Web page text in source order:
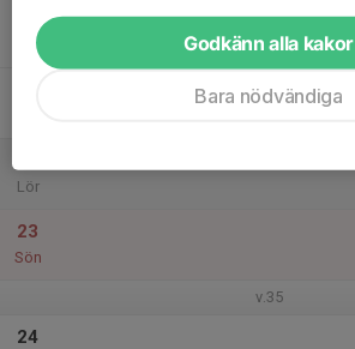
Tor
Lör
23
Sön
v.35
24
Godkänn alla kakor
Bara nödvändiga